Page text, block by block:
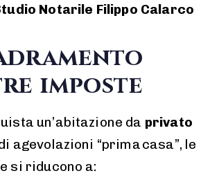
Notarile Filippo Calarco
imposte
un’abitazione da privato
agevolazioni “prima casa”, le
si riducono a: